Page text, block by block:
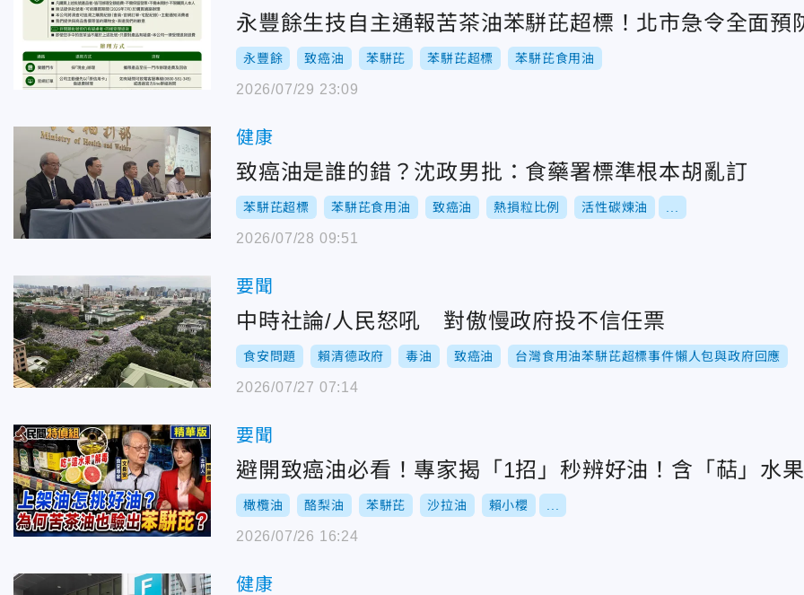
永豐餘生技自主通報苦茶油苯駢芘超標！北市急令全面預
永豐餘 致癌油 苯駢芘 苯駢芘超標 苯駢芘食用油
2026/07/29 23:09
健康
致癌油是誰的錯？沈政男批：食藥署標準根本胡亂訂
苯駢芘超標 苯駢芘食用油 致癌油 熱損粒比例 活性碳煉油
2026/07/28 09:51
要聞
中時社論/人民怒吼 對傲慢政府投不信任票
食安問題 賴清德政府 毒油 致癌油 台灣食用油苯駢芘超標事件懶人包與政府回應
2026/07/27 07:14
要聞
避開致癌油必看！專家揭「1招」秒辨好油！含「萜」水
橄欖油 酪梨油 苯駢芘 沙拉油 賴小櫻
2026/07/26 16:24
健康